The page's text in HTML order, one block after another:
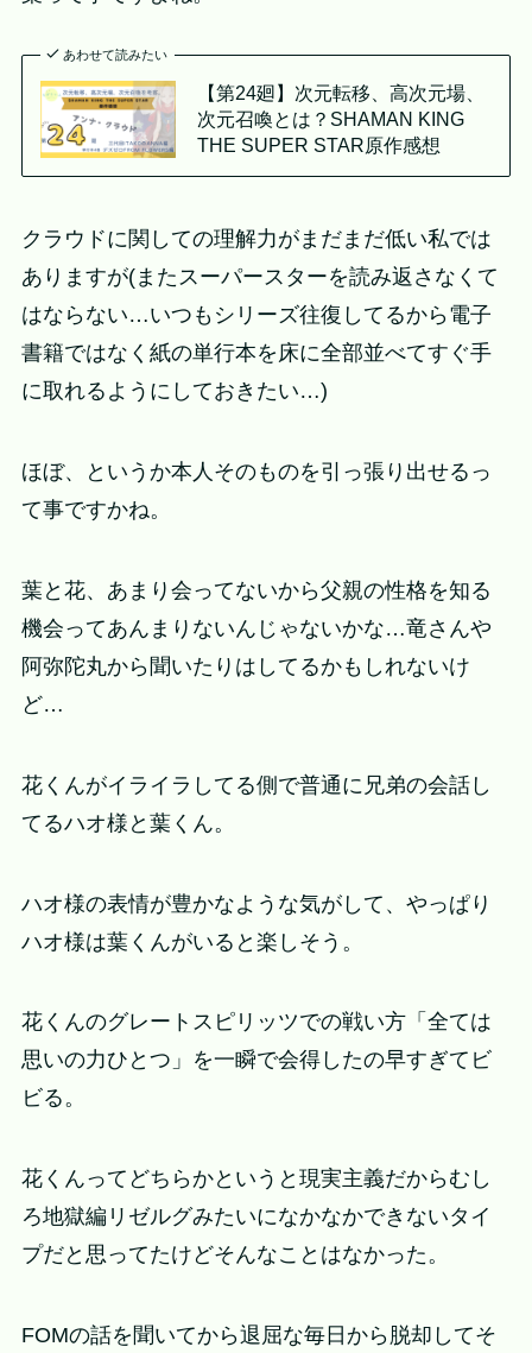
あわせて読みたい
【第24廻】次元転移、高次元場、
次元召喚とは？SHAMAN KING
THE SUPER STAR原作感想
クラウドに関しての理解力がまだまだ低い私では
ありますが(またスーパースターを読み返さなくて
はならない…いつもシリーズ往復してるから電子
書籍ではなく紙の単行本を床に全部並べてすぐ手
に取れるようにしておきたい…)
ほぼ、というか本人そのものを引っ張り出せるっ
て事ですかね。
葉と花、あまり会ってないから父親の性格を知る
機会ってあんまりないんじゃないかな…竜さんや
阿弥陀丸から聞いたりはしてるかもしれないけ
ど…
花くんがイライラしてる側で普通に兄弟の会話し
てるハオ様と葉くん。
ハオ様の表情が豊かなような気がして、やっぱり
ハオ様は葉くんがいると楽しそう。
花くんのグレートスピリッツでの戦い方「全ては
思いの力ひとつ」を一瞬で会得したの早すぎてビ
ビる。
花くんってどちらかというと現実主義だからむし
ろ地獄編リゼルグみたいになかなかできないタイ
プだと思ってたけどそんなことはなかった。
FOMの話を聞いてから退屈な毎日から脱却してそ